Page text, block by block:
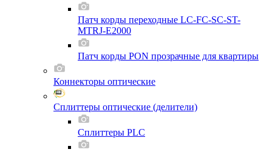
Патч корды переходные LC-FC-SC-ST-
MTRJ-E2000
Патч корды PON прозрачные для квартиры
Коннекторы оптические
Сплиттеры оптические (делители)
Сплиттеры PLC